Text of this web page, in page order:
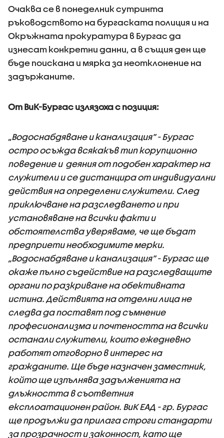
Очаква се в понеделник сутринта
ръководството на бургаската полиция и на
Окръжната прокуратура в Бургас да
изнесат конкретни данни, а в същия ден ще
бъде поискана и мярка за неотклонение на
задържаните.
От ВиК-Бургас излязоха с позиция:
„Водоснабдяване и канализация” - Бургас
остро осъжда всякакъв тип корупционно
поведение и деяния от подобен характер на
служители и се дистанцира от индивидуални
действия на определени служители. След
приключване на разследването и при
установяване на всички факти и
обстоятелства уверяваме, че ще бъдат
предприети необходимите мерки.
„Водоснабдяване и канализация” - Бургас ще
окаже пълно съдействие на разследващите
органи по разкриване на обективната
истина. Действията на отделни лица не
следва да поставят под съмнение
професионализма и почтеността на всички
останали служители, които ежедневно
работят отговорно в интерес на
гражданите. Ще бъде назначен заместник,
който ще изпълнява задълженията на
длъжността в съответния
експлоатационен район. ВиК ЕАД - гр. Бургас
ще продължи да прилага строги стандарти
за прозрачност и законност, като ще